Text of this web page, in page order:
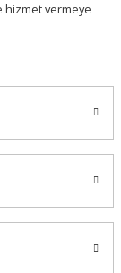
vermeye